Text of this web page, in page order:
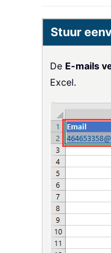
Stuur
De E-mails
Excel.